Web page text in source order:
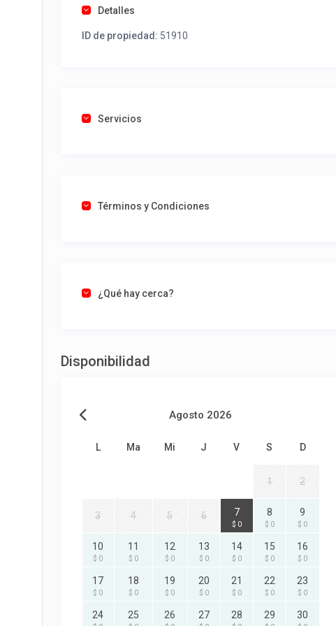
Detalles
ID de propiedad: 51910
Servicios
Términos y Condiciones
¿Qué hay cerca?
Disponibilidad
Agosto 2026
L Ma Mi J V S D
1 2
3 4 5 6 7
$ 0
8
$ 0
9
$ 0
10
$ 0
11
$ 0
12
$ 0
13
$ 0
14
$ 0
15
$ 0
16
$ 0
17
$ 0
18
$ 0
19
$ 0
20
$ 0
21
$ 0
22
$ 0
23
$ 0
24 25 26 27 28 29 30